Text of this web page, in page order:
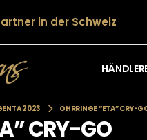
in der Schweiz
2023 OHRRINGE “ETA” CRY-
CRY-GO